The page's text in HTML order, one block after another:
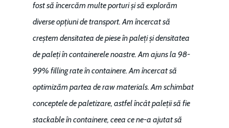
fost să încercăm multe porturi și să explorăm
diverse opțiuni de transport. Am încercat să
creștem densitatea de piese în paleți și densitatea
de paleți în containerele noastre. Am ajuns la 98-
99% filling rate în containere. Am încercat să
optimizăm partea de raw materials. Am schimbat
conceptele de paletizare, astfel încât paleții să fie
stackable în containere, ceea ce ne-a ajutat să